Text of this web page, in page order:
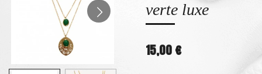
verte luxe
15,00 €